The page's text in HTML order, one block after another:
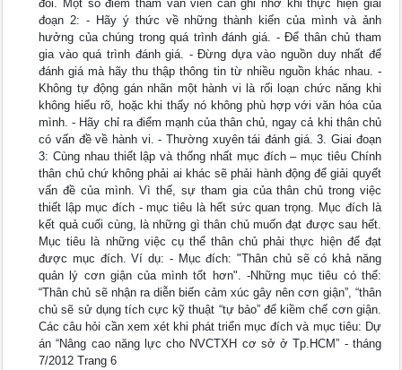
đổi. Một số điểm tham vấn viên cần ghi nhớ khi thực hiện giai
đoạn 2: - Hãy ý thức về những thành kiến của mình và ảnh
hưởng của chúng trong quá trình đánh giá. - Để thân chủ tham
gia vào quá trình đánh giá. - Đừng dựa vào nguồn duy nhất để
đánh giá mà hãy thu thập thông tin từ nhiều nguồn khác nhau. -
Không tự động gán nhãn một hành vi là rối loạn chức năng khi
không hiểu rõ, hoặc khi thấy nó không phù hợp với văn hóa của
mình. - Hãy chỉ ra điểm mạnh của thân chủ, ngay cả khi thân chủ
có vấn đề về hành vi. - Thường xuyên tái đánh giá. 3. Giai đoạn
3: Cùng nhau thiết lập và thống nhất mục đích – mục tiêu Chính
thân chủ chứ không phải ai khác sẽ phải hành động để giải quyết
vấn đề của mình. Vì thế, sự tham gia của thân chủ trong việc
thiết lập mục đích - mục tiêu là hết sức quan trọng. Mục đích là
kết quả cuối cùng, là những gì thân chủ muốn đạt được sau hết.
Mục tiêu là những việc cụ thể thân chủ phải thực hiện để đạt
được mục đích. Ví dụ: - Mục đích: "Thân chủ sẽ có khả năng
quản lý cơn giận của mình tốt hơn". -Những mục tiêu có thể:
“Thân chủ sẽ nhận ra diễn biến cảm xúc gây nên cơn giận”, “thân
chủ sẽ sử dụng tích cực kỹ thuật “tự bảo” để kiềm chế cơn giận.
Các câu hỏi cần xem xét khi phát triển mục đích và mục tiêu: Dự
án “Nâng cao năng lực cho NVCTXH cơ sở ở Tp.HCM” - tháng
7/2012 Trang 6